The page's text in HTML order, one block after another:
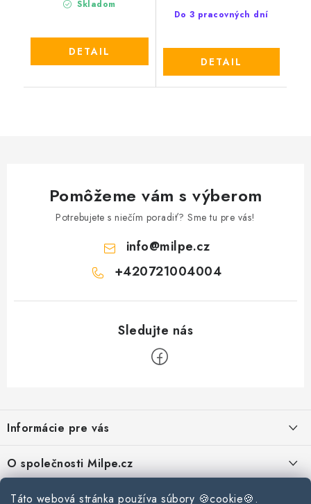
Táto webová stránka používa súbory 🍪cookie🍪.
Skladom
DETAIL
Do 3 pracovných dní
DETAIL
Pomôžeme vám s výberom
Potrebujete s niečím poradiť? Sme tu pre vás!
info@milpe.cz
+420721004004
p
ä
t
Informácie pre vás
Reklamace a vrácení zboží
Zásady používania súborov cookie
O společnosti Milpe.cz
Často sa nás pýtate
Kontakty